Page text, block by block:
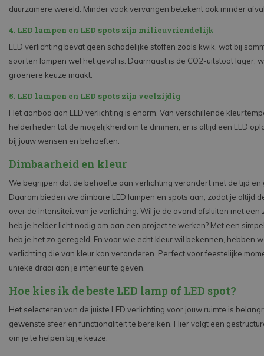
duurzamere wereld. Minder vaak vervangen betekent ook minder
4. LED lampen en LED spots zijn milieuvriendelijk
LED verlichting bevat geen schadelijke stoffen zoals kwik, wat bij
soorten lampen wel het geval is. Daarnaast is de CO2-uitstoot lager,
groenere keuze maakt.
5. LED lampen en LED spots zijn veelzijdig
Het aanbod aan LED verlichting is enorm. Van verschillende
helderheden tot de mogelijkheid om te dimmen, er is altijd een LED
bij jouw wensen en behoeften.
Dimbaarheid en kleur
We begrijpen dat de behoefte aan verlichting verandert met de tijd en
Daarom bieden we dimbare LED lampen en spots aan, zodat je altijd
over de intensiteit van je verlichting. Wil je de avond afsluiten met een
heb je helder licht nodig om aan een project te werken? Met een
heb je het zo geregeld. En voor wie echt kleur wil bekennen, hebben
verlichting die van kleur kan veranderen. Perfect voor feestelijke
unieke draai aan je interieur te geven.
Hoe kies ik de beste LED lamp of LED spot?
Het selecteren van de juiste LED verlichting voor jouw ruimte is
gewenste sfeer en functionaliteit te bereiken. Hier volgt een
om je te helpen bij je keuze: